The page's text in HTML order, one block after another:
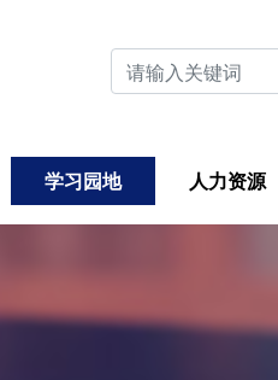
学习园地 人力资源